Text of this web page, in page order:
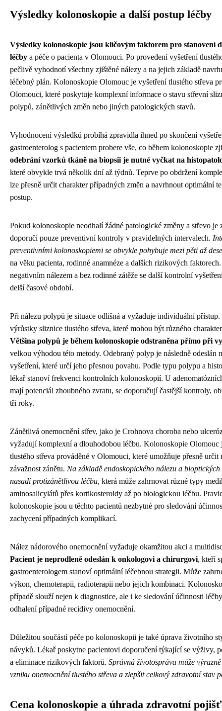
Výsledky kolonoskopie a další postup léčby
Výsledky kolonoskopie jsou klíčovým faktorem pro stanovení
léčby a péče o pacienta v Olomouci. Po provedení vyšetření
pečlivě vyhodnotí všechny zjištěné nálezy a na jejich základě
léčebný plán. Kolonoskopie Olomouc je vyšetření tlustého střeva
Olomouci, které poskytuje komplexní informace o stavu střevní
polypů, zánětlivých změn nebo jiných patologických stavů.
Vyhodnocení výsledků probíhá zpravidla ihned po skončení
gastroenterolog s pacientem probere vše, co během kolonoskopie
odebrání vzorků tkáně na biopsii je nutné vyčkat na
které obvykle trvá několik dní až týdnů. Teprve po obdržení
lze přesně určit charakter případných změn a navrhnout optimální
postup.
Pokud kolonoskopie neodhalí žádné patologické změny a střevo je
doporučí pouze preventivní kontroly v pravidelných intervalech.
preventivními kolonoskopiemi se obvykle pohybuje mezi pěti až
na věku pacienta, rodinné anamnéze a dalších rizikových
negativním nálezem a bez rodinné zátěže se další kontrolní
delší časové období.
Při nálezu polypů je situace odlišná a vyžaduje individuální
výrůstky sliznice tlustého střeva, které mohou být různého
Většina polypů je během kolonoskopie odstraněna přímo při
velkou výhodou této metody. Odebraný polyp je následně odeslán
vyšetření, které určí jeho přesnou povahu. Podle typu polypu a
lékař stanoví frekvenci kontrolních kolonoskopií. U
mají potenciál zhoubného zvratu, se doporučují častější kontroly,
tři roky.
Zánětlivá onemocnění střev, jako je Crohnova choroba nebo
vyžadují komplexní a dlouhodobou léčbu. Kolonoskopie Olomouc
tlustého střeva prováděné v Olomouci, které umožňuje přesně určit
závažnost zánětu. Na základě endoskopického nálezu a
nasadí protizánětlivou léčbu, která může zahrnovat různé typy
aminosalicylátů přes kortikosteroidy až po biologickou léčbu.
kolonoskopie jsou u těchto pacientů nezbytné pro sledování
zachycení případných komplikací.
Nález nádorového onemocnění vyžaduje okamžitou akci a
Pacient je neprodleně odeslán k onkologovi a chirurgovi, kteří
gastroenterologem stanoví optimální léčebnou strategii. Může
výkon, chemoterapii, radioterapii nebo jejich kombinaci.
případě slouží nejen k diagnostice, ale i ke sledování účinnosti
odhalení případné recidivy onemocnění.
Důležitou součástí péče po kolonoskopii je také úprava životního
návyků. Lékař poskytne pacientovi doporučení týkající se výživy,
a eliminace rizikových faktorů. Správná životospráva může
vzniku onemocnění tlustého střeva a zlepšit celkový zdravotní stav
Cena kolonoskopie a úhrada zdravotní